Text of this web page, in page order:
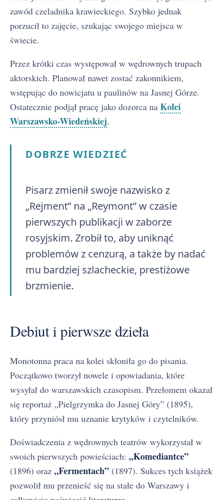
zawód czeladnika krawieckiego. Szybko jednak
porzucił to zajęcie, szukając swojego miejsca w
świecie.
Przez krótki czas występował w wędrownych trupach
aktorskich. Planował nawet zostać zakonnikiem,
wstępując do nowicjatu u paulinów na Jasnej Górze.
Ostatecznie podjął pracę jako dozorca na Kolei
Warszawsko-Wiedeńskiej.
DOBRZE WIEDZIEĆ
Pisarz zmienił swoje nazwisko z
„Rejment” na „Reymont” w czasie
pierwszych publikacji w zaborze
rosyjskim. Zrobił to, aby uniknąć
problemów z cenzurą, a także by nadać
mu bardziej szlacheckie, prestiżowe
brzmienie.
Debiut i pierwsze dzieła
Monotonna praca na kolei skłoniła go do pisania.
Początkowo tworzył nowele i opowiadania, które
wysyłał do warszawskich czasopism. Przełomem okazał
się reportaż „Pielgrzymka do Jasnej Góry” (1895),
który przyniósł mu uznanie krytyków i czytelników.
Doświadczenia z wędrownych teatrów wykorzystał w
swoich pierwszych powieściach: „Komediantce”
(1896) oraz „Fermentach” (1897). Sukces tych książek
pozwolił mu przenieść się na stałe do Warszawy i